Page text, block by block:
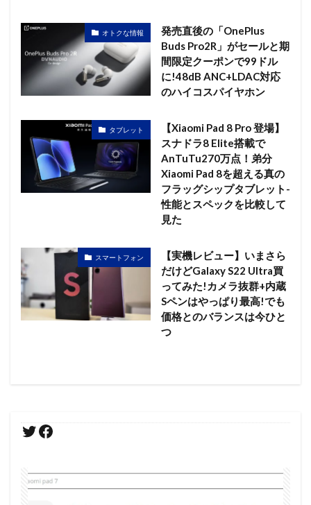
オトクな情報
発売直後の「OnePlus
Buds Pro2R」がセールと期
間限定クーポンで99ドル
に!48dB ANC+LDAC対応
のハイコスパイヤホン
タブレット
【Xiaomi Pad 8 Pro 登場】
スナドラ8 Elite搭載で
AnTuTu270万点！弟分
Xiaomi Pad 8を超える真の
フラッグシップタブレット-
性能とスペックを比較して
見た
スマートフォン
【実機レビュー】いまさら
だけどGalaxy S22 Ultra買
ってみた!カメラ抜群+内蔵
Sペンはやっぱり最高!でも
価格とのバランスは今ひと
つ